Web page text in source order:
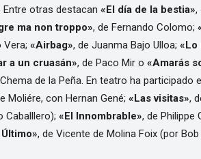
Entre otras destacan«El día de la bestia»,
ma non troppo», de Fernando Colomo;
Vera; «Airbag», de Juanma Bajo Ulloa; «Lo
a un cruasán», de Paco Mir o «Amarás
de la Peña. En teatro ha participado
Moliére, con Hernan Gené; «Las visitas»,
Caballlero);«El Innombrable», de Philippe
, de Vicente de Molina Foix (por Bob